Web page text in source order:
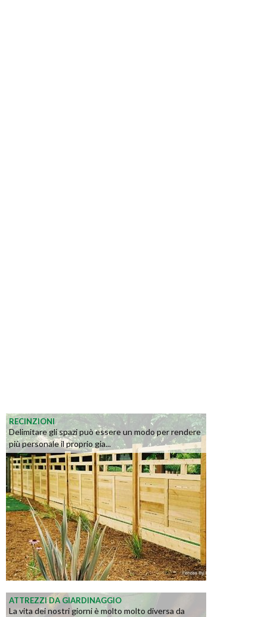
RECINZIONI
Delimitare gli spazi può essere un modo per rendere
più personale il proprio gia...
ATTREZZI DA GIARDINAGGIO
La vita dei nostri giorni è molto molto diversa da